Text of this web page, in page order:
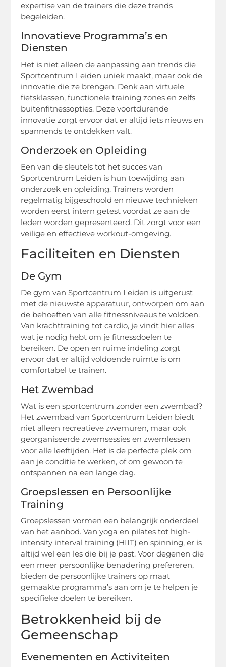
expertise van de trainers die deze trends
begeleiden.
Innovatieve Programma’s en
Diensten
Het is niet alleen de aanpassing aan trends die
Sportcentrum Leiden uniek maakt, maar ook de
innovatie die ze brengen. Denk aan virtuele
fietsklassen, functionele training zones en zelfs
buitenfitnessopties. Deze voortdurende
innovatie zorgt ervoor dat er altijd iets nieuws en
spannends te ontdekken valt.
Onderzoek en Opleiding
Een van de sleutels tot het succes van
Sportcentrum Leiden is hun toewijding aan
onderzoek en opleiding. Trainers worden
regelmatig bijgeschoold en nieuwe technieken
worden eerst intern getest voordat ze aan de
leden worden gepresenteerd. Dit zorgt voor een
veilige en effectieve workout-omgeving.
Faciliteiten en Diensten
De Gym
De gym van Sportcentrum Leiden is uitgerust
met de nieuwste apparatuur, ontworpen om aan
de behoeften van alle fitnessniveaus te voldoen.
Van krachttraining tot cardio, je vindt hier alles
wat je nodig hebt om je fitnessdoelen te
bereiken. De open en ruime indeling zorgt
ervoor dat er altijd voldoende ruimte is om
comfortabel te trainen.
Het Zwembad
Wat is een sportcentrum zonder een zwembad?
Het zwembad van Sportcentrum Leiden biedt
niet alleen recreatieve zwemuren, maar ook
georganiseerde zwemsessies en zwemlessen
voor alle leeftijden. Het is de perfecte plek om
aan je conditie te werken, of om gewoon te
ontspannen na een lange dag.
Groepslessen en Persoonlijke
Training
Groepslessen vormen een belangrijk onderdeel
van het aanbod. Van yoga en pilates tot high-
intensity interval training (HIIT) en spinning, er is
altijd wel een les die bij je past. Voor degenen die
een meer persoonlijke benadering prefereren,
bieden de persoonlijke trainers op maat
gemaakte programma’s aan om je te helpen je
specifieke doelen te bereiken.
Betrokkenheid bij de
Gemeenschap
Evenementen en Activiteiten